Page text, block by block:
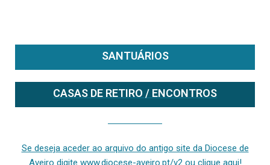
SANTUÁRIOS
CASAS DE RETIRO / ENCONTROS
Se deseja aceder ao arquivo do antigo site da Diocese de
Aveiro digite www.diocese-aveiro.pt/v2 ou clique aqui!